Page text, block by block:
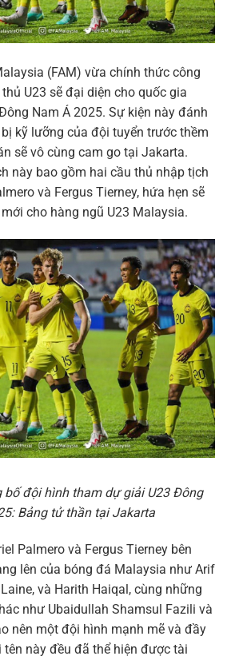
(FAM) vừa chính thức công
U23 sẽ đại diện cho quốc gia
Nam Á 2025. Sự kiện này đánh
kỹ lưỡng của đội tuyển trước thềm
sẽ vô cùng cam go tại Jakarta.
này bao gồm hai cầu thủ nhập tịch
và Fergus Tierney, hứa hẹn sẽ
cho hàng ngũ U23 Malaysia.
bố đội hình tham dự giải U23 Đông
Bảng tử thần tại Jakarta
Palmero và Fergus Tierney bên
lên của bóng đá Malaysia như Arif
và Harith Haiqal, cùng những
như Ubaidullah Shamsul Fazili và
nên một đội hình mạnh mẽ và đầy
này đều đã thể hiện được tài